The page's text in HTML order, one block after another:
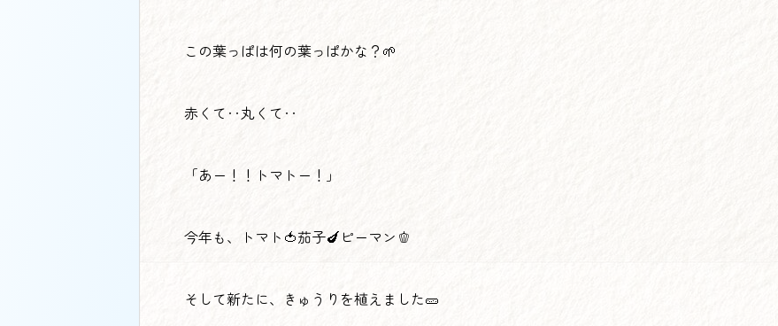
この葉っぱは何の葉っぱかな？🌱
赤くて‥丸くて‥
「あー！！トマトー！」
今年も、トマト🍅茄子🍆ピーマン🫑
そして新たに、きゅうりを植えました🥒